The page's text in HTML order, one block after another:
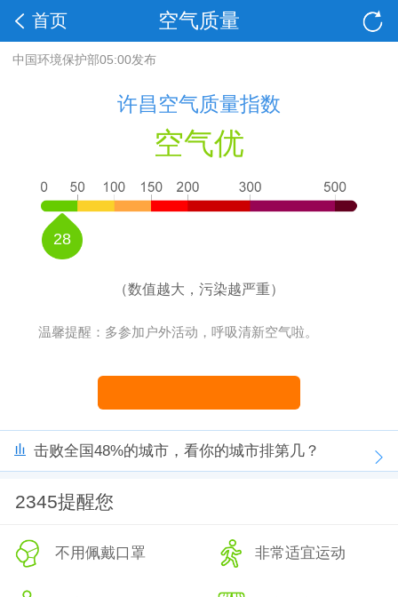
空气质量
首页
中国环境保护部05:00发布
许昌空气质量指数
空气优
28
（数值越大，污染越严重）
温馨提醒：多参加户外活动，呼吸清新空气啦。
击败全国48%的城市，看你的城市排第几？
2345提醒您
不用佩戴口罩 非常适宜运动